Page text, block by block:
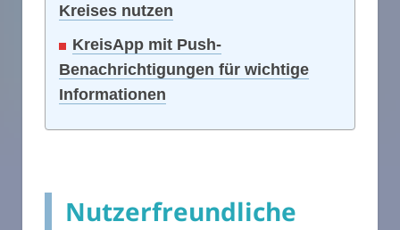
Kreises nutzen
KreisApp mit Push-
Benachrichtigungen für wichtige
Informationen
Nutzerfreundliche